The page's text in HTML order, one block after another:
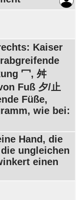
Kaiser
冖, 舛
Fuß 夕/止
Füße,
wie bei:
Hand, die
ungleichen
einen